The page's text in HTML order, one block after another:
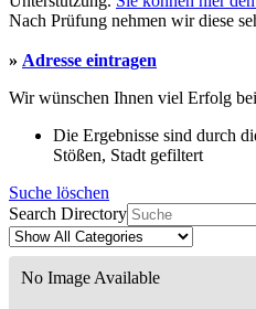
Nach Prüfung nehmen wir diese
» Adresse eintragen
Wir wünschen Ihnen viel Erfolg
Die Ergebnisse sind durch
Stößen, Stadt gefiltert
Suche löschen
Search Directory
No Image Available